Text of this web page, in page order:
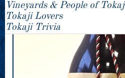
Vineyards & People of Tokaj
Tokaji Lovers
Tokaji Trivia